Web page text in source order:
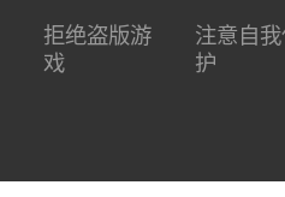
拒绝盗版游
戏
注意自
护